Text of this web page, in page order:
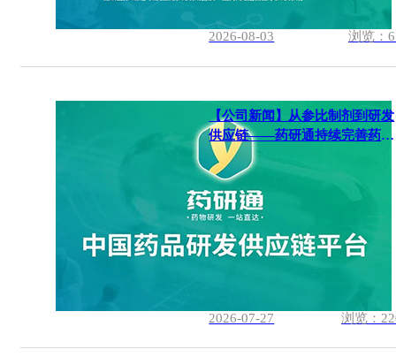
2026-08-03 浏览：
【公司新闻】从参比制剂到研发
供应链——药研通持续完善药物
研发服务体系
2026-07-27 浏览：